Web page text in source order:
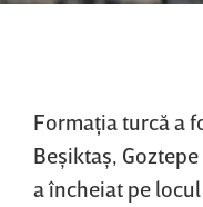
Formaţia turcă a
Beşiktaş,
a încheiat pe